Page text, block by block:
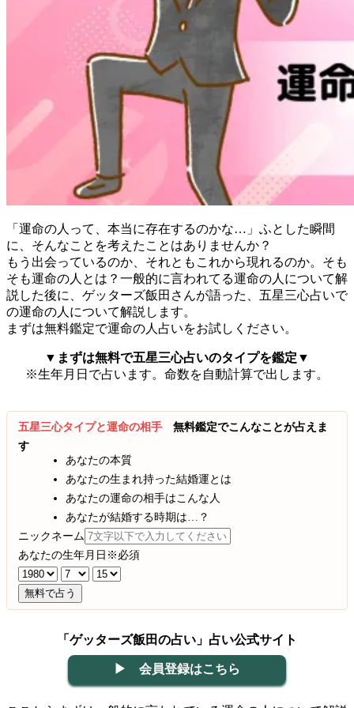
「運命の人って、本当に存在するのかな…」ふとした瞬間
に、そんなことを考えたことはありませんか？
もう出会っているのか、それともこれから現れるのか。そも
そも運命の人とは？一般的に言われてる運命の人について解
説した後に、ゲッターズ飯田さんが語った、五星三心占いで
の運命の人について解説します。
まずは無料鑑定で運命の人占いをお試しください。
▼まずは無料で五星三心占いのタイプを鑑定▼
※生年月日で占います。命数を自動計算で出します。
五星三心タイプと運命の相手 無料鑑定でこんなことが占えま
す
あなたの本質
あなたの生まれ持った結婚運とは
あなたの運命の相手はこんな人
あなたが結婚する時期は…？
ニックネーム
あなたの生年月日 ※必須
無料で占う
「ゲッターズ飯田の占い」占い公式サイト
▶ 会員登録はこちら